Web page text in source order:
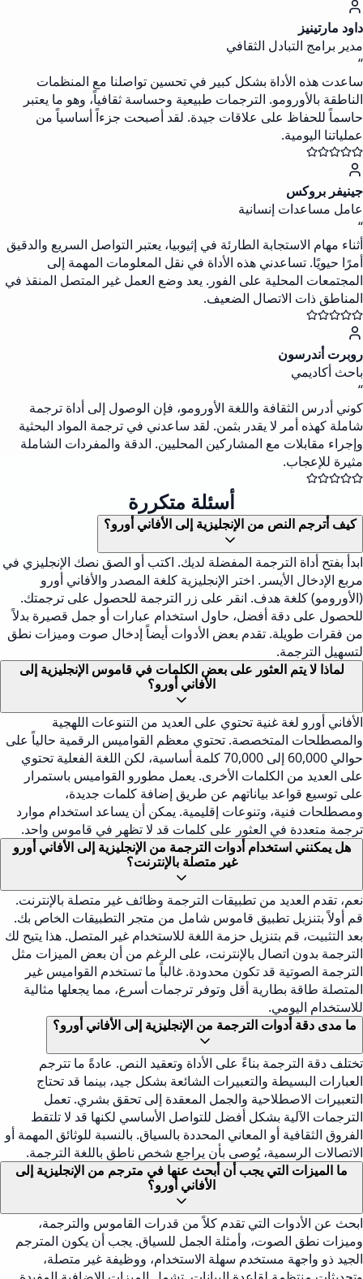
داود مارتينيز
مدير برامج التبادل الثقافي
“
ساعدت هذه الأداة بشكل كبير في تحسين تواصلنا مع المنظمات
الناطقة بالأورومو. الترجمات طبيعية وحساسة ثقافياً، وهو ما يعتبر
حاسماً للحفاظ على علاقات جيدة. لقد أصبحت جزءاً أساسياً من
عملياتنا اليومية.
جينيفر بروكس
عامل مساعدات إنسانية
“
أثناء مهام الاستجابة الطارئة في إثيوبيا، يعتبر التواصل السريع والدقيق
أمرًا حيويًا. تساعدني هذه الأداة في نقل المعلومات المهمة إلى
المجتمعات المحلية على الفور. يعد وضع العمل غير المتصل المنقذ في
المناطق ذات الاتصال الضعيف.
روبرت أندرسون
باحث أكاديمي
“
كوني أدرس الثقافة واللغة الأورومو، فإن الوصول إلى أداة ترجمة
شاملة كهذه أمر لا يقدر بثمن. لقد ساعدني في ترجمة المواد البحثية
وإجراء مقابلات مع المشاركين المحليين. الدقة والمفردات الشاملة
مثيرة للإعجاب.
أسئلة متكررة
كيف أترجم النص من الإنجليزية إلى الأفاني أورو؟
ابدأ بفتح أداة الترجمة المفضلة لديك. اكتب أو الصق نصك الإنجليزي في
مربع الإدخال الأيسر. اختر الإنجليزية كلغة المصدر والأفاني أورو
(الأورومو) كلغة هدف. انقر على زر الترجمة للحصول على ترجمتك.
للحصول على دقة أفضل، حاول استخدام عبارات أو جمل قصيرة بدلاً
من فقرات طويلة. تقدم بعض الأدوات أيضاً إدخال صوت وميزات نطق
لتسهيل الترجمة.
لماذا لا يتم العثور على بعض الكلمات في قاموس الإنجليزية إلى
الأفاني أورو؟
الأفاني أورو لغة غنية تحتوي على العديد من التنوعات اللهجية
والمصطلحات المتخصصة. تحتوي معظم القواميس الرقمية حالياً على
حوالي 60,000 إلى 70,000 كلمة أساسية، لكن اللغة الفعلية تحتوي
على العديد من الكلمات الأخرى. يعمل مطورو القواميس باستمرار
على توسيع قواعد بياناتهم عن طريق إضافة كلمات جديدة،
ومصطلحات فنية، وتنوعات إقليمية. يمكن أن يساعد استخدام موارد
ترجمة متعددة في العثور على كلمات قد لا تظهر في قاموس واحد.
هل يمكنني استخدام أدوات الترجمة من الإنجليزية إلى الأفاني أورو
غير متصلة بالإنترنت؟
نعم، تقدم العديد من تطبيقات الترجمة وظائف غير متصلة بالإنترنت.
قم أولاً بتنزيل تطبيق قاموس شامل من متجر التطبيقات الخاص بك.
بعد التثبيت، قم بتنزيل حزمة اللغة للاستخدام غير المتصل. هذا يتيح لك
الترجمة بدون اتصال بالإنترنت، على الرغم من أن بعض الميزات مثل
الترجمة الصوتية قد تكون محدودة. غالباً ما تستخدم القواميس غير
المتصلة طاقة بطارية أقل وتوفر ترجمات أسرع، مما يجعلها مثالية
للاستخدام اليومي.
ما مدى دقة أدوات الترجمة من الإنجليزية إلى الأفاني أورو؟
تختلف دقة الترجمة بناءً على الأداة وتعقيد النص. عادةً ما تترجم
العبارات البسيطة والتعبيرات الشائعة بشكل جيد، بينما قد تحتاج
التعبيرات الاصطلاحية والجمل المعقدة إلى تحقق بشري. تعمل
الترجمات الآلية بشكل أفضل للتواصل الأساسي لكنها قد لا تلتقط
الفروق الثقافية أو المعاني المحددة بالسياق. بالنسبة للوثائق المهمة أو
الاتصالات الرسمية، يُوصى بأن يراجع شخص ناطق باللغة الترجمة.
ما الميزات التي يجب أن أبحث عنها في مترجم من الإنجليزية إلى
الأفاني أورو؟
ابحث عن الأدوات التي تقدم كلاً من قدرات القاموس والترجمة،
وميزات نطق الصوت، وأمثلة الجمل للسياق. يجب أن يكون المترجم
الجيد ذو واجهة مستخدم سهلة الاستخدام، ووظيفة غير متصلة،